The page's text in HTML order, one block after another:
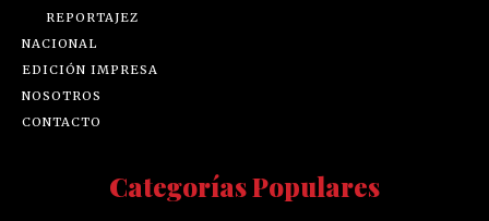
REPORTAJEZ
NACIONAL
EDICIÓN IMPRESA
NOSOTROS
CONTACTO
Categorías Populares